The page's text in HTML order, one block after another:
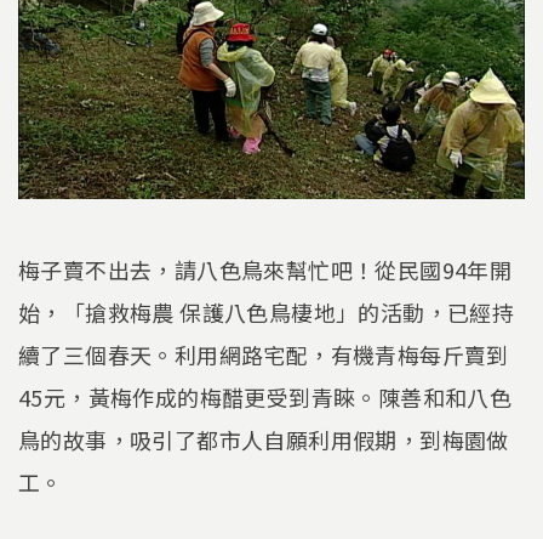
梅子賣不出去，請八色鳥來幫忙吧！從民國94年開
始，「搶救梅農 保護八色鳥棲地」的活動，已經持
續了三個春天。利用網路宅配，有機青梅每斤賣到
45元，黃梅作成的梅醋更受到青睞。陳善和和八色
鳥的故事，吸引了都市人自願利用假期，到梅園做
工。